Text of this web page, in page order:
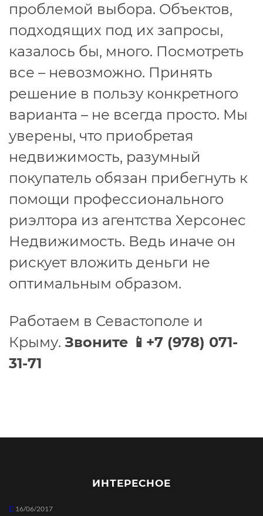
проблемой выбора. Объектов,
подходящих под их запросы,
казалось бы, много. Посмотреть
все – невозможно. Принять
решение в пользу конкретного
варианта – не всегда просто. Мы
уверены, что приобретая
недвижимость, разумный
покупатель обязан прибегнуть к
помощи профессионального
риэлтора из агентства Херсонес
Недвижимость. Ведь иначе он
рискует вложить деньги не
оптимальным образом.
Работаем в Севастополе и
Крыму. Звоните 📱+7 (978) 071-
31-71
ИНТЕРЕСНОЕ
16/06/2017